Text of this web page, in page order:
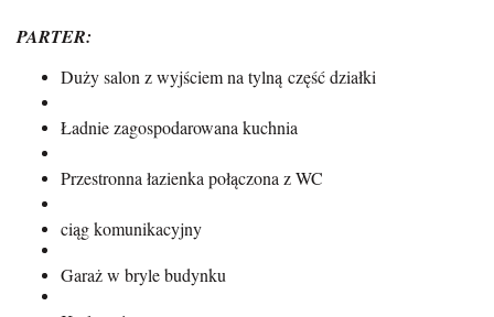
PARTER:
Duży salon z wyjściem na tylną część działki
Ładnie zagospodarowana kuchnia
Przestronna łazienka połączona z WC
ciąg komunikacyjny
Garaż w bryle budynku